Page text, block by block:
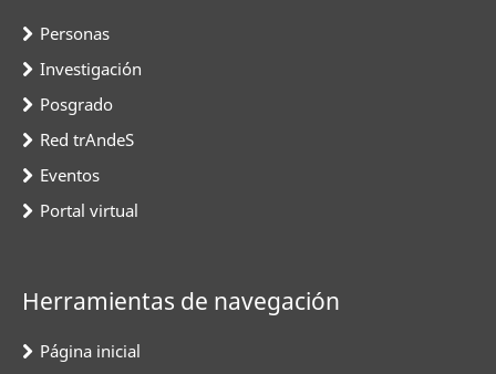
Personas
Investigación
Posgrado
Red trAndeS
Eventos
Portal virtual
Herramientas de navegación
Página inicial